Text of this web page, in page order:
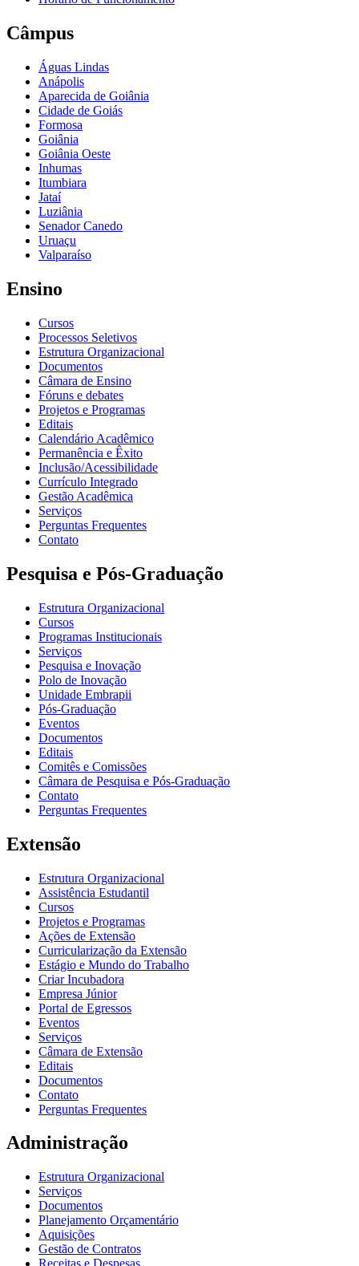
Câmpus
Águas Lindas
Anápolis
Aparecida de Goiânia
Cidade de Goiás
Formosa
Goiânia
Goiânia Oeste
Inhumas
Itumbiara
Jataí
Luziânia
Senador Canedo
Uruaçu
Valparaíso
Ensino
Cursos
Processos Seletivos
Estrutura Organizacional
Documentos
Câmara de Ensino
Fóruns e debates
Projetos e Programas
Editais
Calendário Acadêmico
Permanência e Êxito
Inclusão/Acessibilidade
Currículo Integrado
Gestão Acadêmica
Serviços
Perguntas Frequentes
Contato
Pesquisa e Pós-Graduação
Estrutura Organizacional
Cursos
Programas Institucionais
Serviços
Pesquisa e Inovação
Polo de Inovação
Unidade Embrapii
Pós-Graduação
Eventos
Documentos
Editais
Comitês e Comissões
Câmara de Pesquisa e Pós-Graduação
Contato
Perguntas Frequentes
Extensão
Estrutura Organizacional
Assistência Estudantil
Cursos
Projetos e Programas
Ações de Extensão
Curricularização da Extensão
Estágio e Mundo do Trabalho
Criar Incubadora
Empresa Júnior
Portal de Egressos
Eventos
Serviços
Câmara de Extensão
Editais
Documentos
Contato
Perguntas Frequentes
Administração
Estrutura Organizacional
Serviços
Documentos
Planejamento Orçamentário
Aquisições
Gestão de Contratos